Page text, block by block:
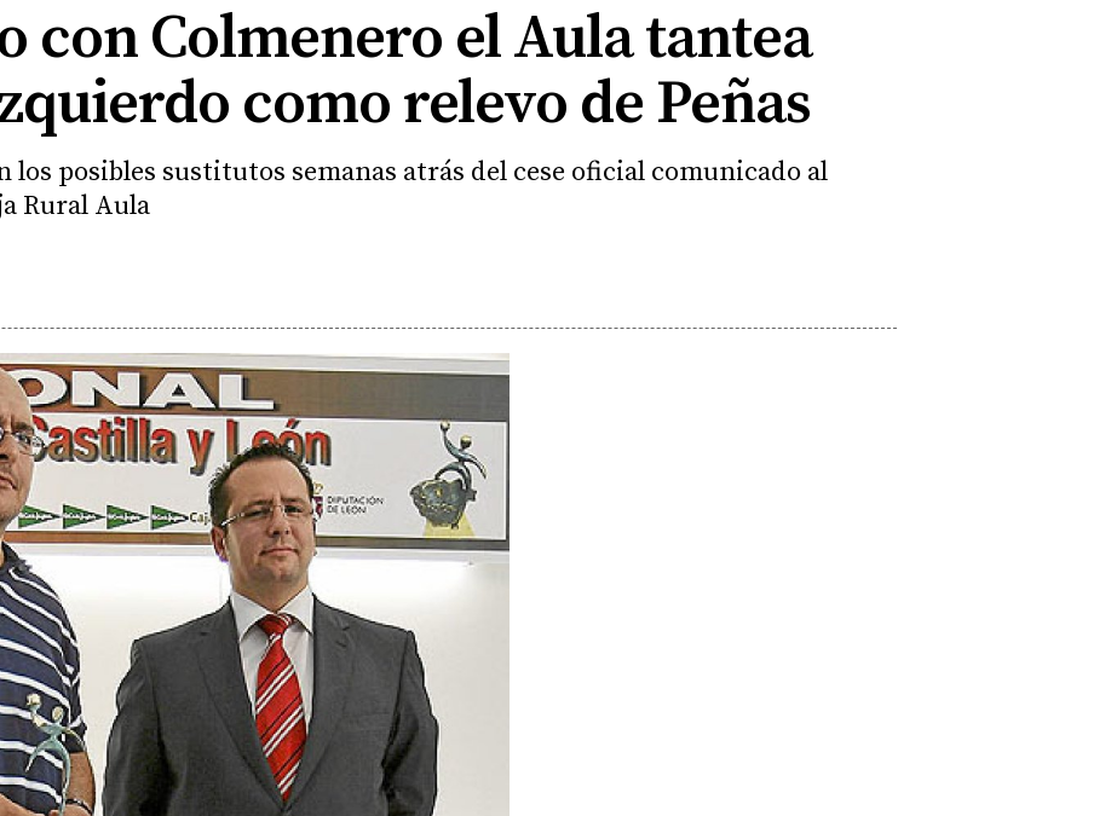
con Colmenero el Aula tantea
como relevo de Peñas
los posibles sustitutos semanas atrás del cese oficial comunicado al
Rural Aula